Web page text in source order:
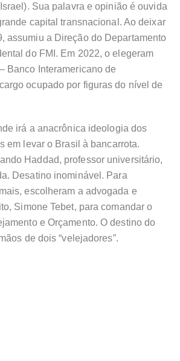
Sua palavra e opinião é ouvida
capital transnacional. Ao deixar
assumiu a Direção do Departamento
do FMI. Em 2022, o elegeram
Banco Interamericano de
ocupado por figuras do nível de
irá a anacrônica ideologia dos
em levar o Brasil à bancarrota.
Haddad, professor universitário,
Desatino inominável. Para
escolheram a advogada e
Simone Tebet, para comandar o
e Orçamento. O destino do
de dois “velejadores”.